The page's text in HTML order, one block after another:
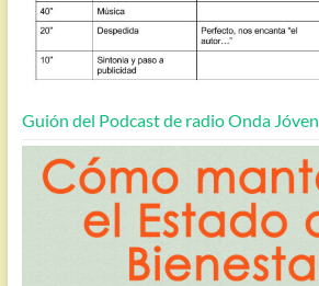
Guión del Podcast de radio Onda Jóven